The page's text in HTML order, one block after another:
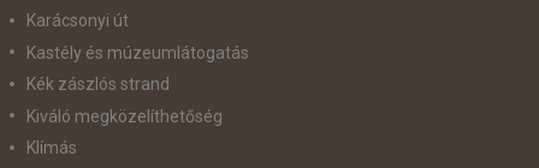
Karácsonyi út
Kastély és múzeumlátogatás
Kék zászlós strand
Kiváló megközelíthetőség
Klímás